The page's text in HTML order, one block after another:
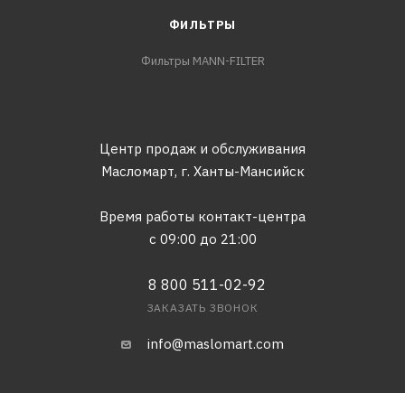
ФИЛЬТРЫ
Фильтры MANN-FILTER
Центр продаж и обслуживания
Масломарт, г. Ханты-Мансийск
Время работы контакт-центра
с 09:00 до 21:00
8 800 511-02-92
ЗАКАЗАТЬ ЗВОНОК
info@maslomart.com